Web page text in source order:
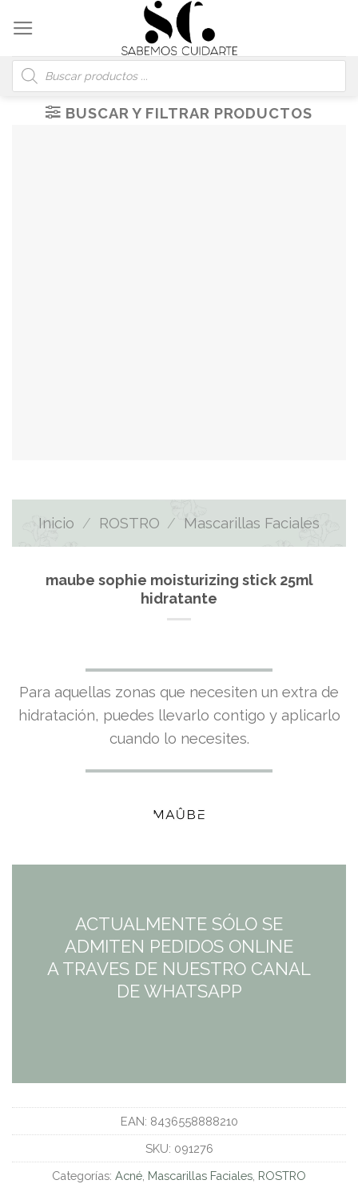
content
Búsqueda
de
productos
BUSCAR Y FILTRAR PRODUCTOS
Inicio / ROSTRO / Mascarillas Faciales
maube sophie moisturizing stick 25ml
hidratante
El
precio
original
era:
18,95€.
El
precio
actual
es:
18,95€.
Para aquellas zonas que necesiten un extra de
hidratación, puedes llevarlo contigo y aplicarlo
cuando lo necesites.
ACTUALMENTE SÓLO SE
ADMITEN PEDIDOS ONLINE
A TRAVES DE NUESTRO CANAL
DE WHATSAPP
EAN: 8436558888210
SKU: 091276
Categorías: Acné Mascarillas Faciales ROSTRO